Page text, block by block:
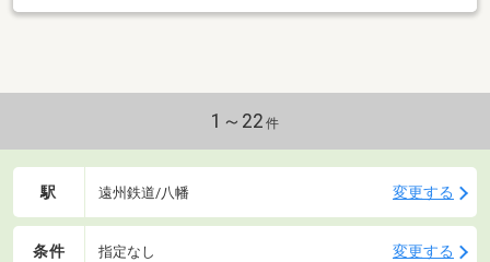
1～22 件
駅 遠州鉄道/八幡 変更する
条件 指定なし 変更する